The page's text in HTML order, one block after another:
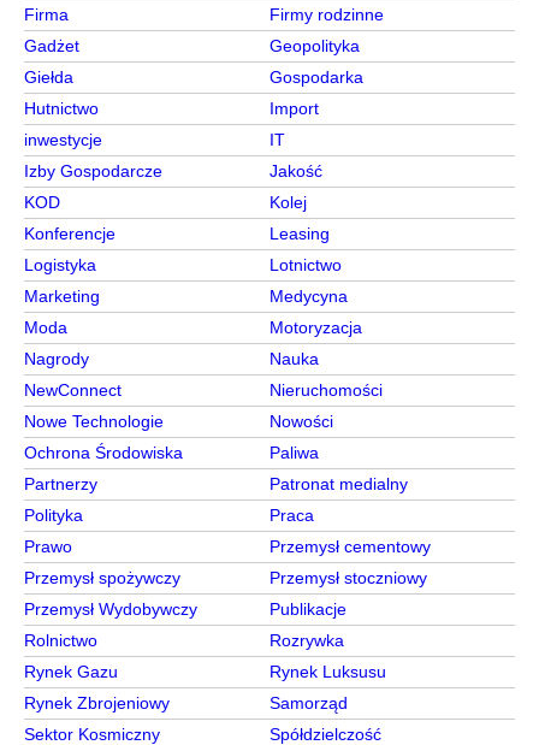
Firma
Firmy rodzinne
Gadżet
Geopolityka
Giełda
Gospodarka
Hutnictwo
Import
inwestycje
IT
Izby Gospodarcze
Jakość
KOD
Kolej
Konferencje
Leasing
Logistyka
Lotnictwo
Marketing
Medycyna
Moda
Motoryzacja
Nagrody
Nauka
NewConnect
Nieruchomości
Nowe Technologie
Nowości
Ochrona Środowiska
Paliwa
Partnerzy
Patronat medialny
Polityka
Praca
Prawo
Przemysł cementowy
Przemysł spożywczy
Przemysł stoczniowy
Przemysł Wydobywczy
Publikacje
Rolnictwo
Rozrywka
Rynek Gazu
Rynek Luksusu
Rynek Zbrojeniowy
Samorząd
Sektor Kosmiczny
Spółdzielczość